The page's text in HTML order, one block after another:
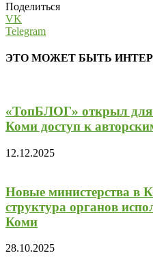
Поделиться
VK
Telegram
ЭТО МОЖЕТ БЫТЬ
«ТопБЛОГ» открыл для
Коми доступ к
12.12.2025
Новые министерства в
структура органов
Коми
28.10.2025